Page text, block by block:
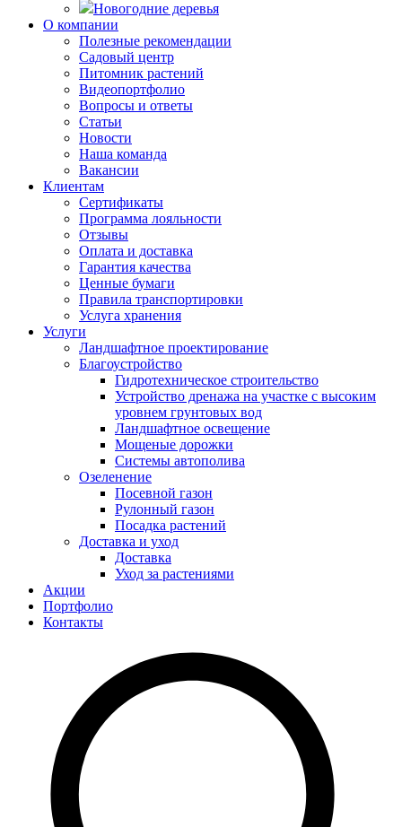
Новогодние деревья
О компании
Полезные рекомендации
Садовый центр
Питомник растений
Видеопортфолио
Вопросы и ответы
Статьи
Новости
Наша команда
Вакансии
Клиентам
Сертификаты
Программа лояльности
Отзывы
Оплата и доставка
Гарантия качества
Ценные бумаги
Правила транспортировки
Услуга хранения
Услуги
Ландшафтное проектирование
Благоустройство
Гидротехническое строительство
Устройство дренажа на участке с высоким
уровнем грунтовых вод
Ландшафтное освещение
Мощеные дорожки
Системы автополива
Озеленение
Посевной газон
Рулонный газон
Посадка растений
Доставка и уход
Доставка
Уход за растениями
Акции
Портфолио
Контакты